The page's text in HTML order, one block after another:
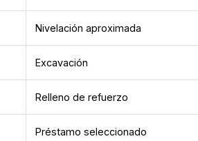
Nivelación aproximada
Excavación
Relleno de refuerzo
Préstamo seleccionado